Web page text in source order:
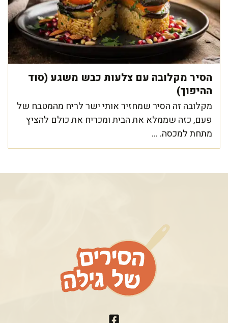
הסיר מקלובה עם צלעות כבש משגע (סוד
ההיפוך)
מקלובה זה הסיר שמחזיר אותי ישר לריח מהמטבח של
פעם, כזה שממלא את הבית ומכריח את כולם להציץ
מתחת למכסה. ...